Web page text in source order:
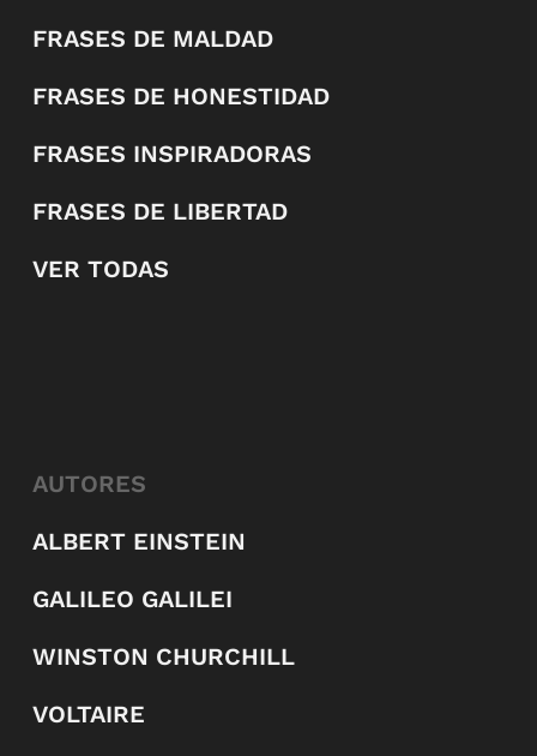
FRASES DE MALDAD
FRASES DE HONESTIDAD
FRASES INSPIRADORAS
FRASES DE LIBERTAD
VER TODAS
AUTORES
ALBERT EINSTEIN
GALILEO GALILEI
WINSTON CHURCHILL
VOLTAIRE